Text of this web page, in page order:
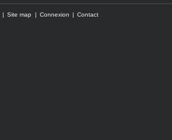
Site map Connexion Contact